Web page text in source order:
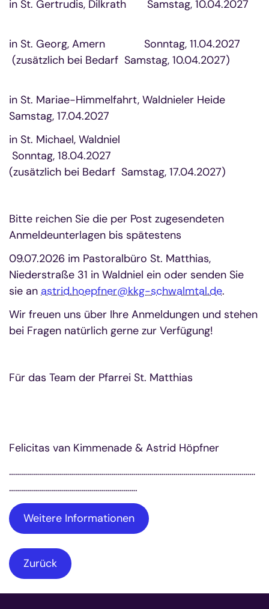
in St. Gertrudis, Dilkrath Samstag, 10.04.2027
in St. Georg, Amern Sonntag, 11.04.2027
(zusätzlich bei Bedarf Samstag, 10.04.2027)
in St. Mariae-Himmelfahrt, Waldnieler Heide
Samstag, 17.04.2027
in St. Michael, Waldniel
Sonntag, 18.04.2027
(zusätzlich bei Bedarf Samstag, 17.04.2027)
Bitte reichen Sie die per Post zugesendeten
Anmeldeunterlagen bis spätestens
09.07.2026 im Pastoralbüro St. Matthias,
Niederstraße 31 in Waldniel ein oder senden Sie
sie an astrid.hoepfner@kkg-schwalmtal.de.
Wir freuen uns über Ihre Anmeldungen und stehen
bei Fragen natürlich gerne zur Verfügung!
Für das Team der Pfarrei St. Matthias
Felicitas van Kimmenade & Astrid Höpfner
……………………………………………………………………………………………………………
……………………………………………………….
Weitere Informationen
Zurück